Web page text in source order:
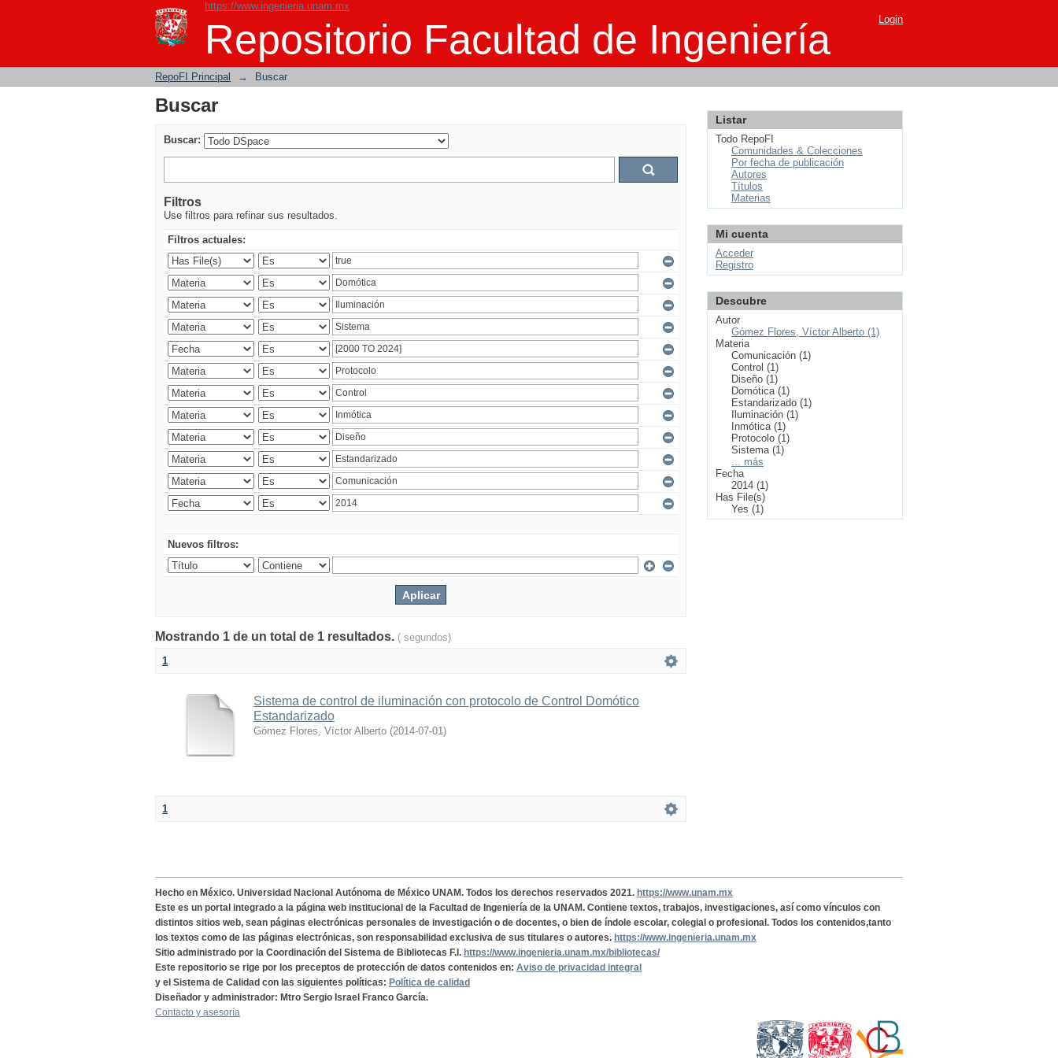
https://www.ingenieria.unam.mx
Repositorio Facultad de Ingeniería
Buscar Login
RepoFI Principal → Buscar
Buscar
Buscar:
Filtros
Use filtros para refinar sus resultados.
Filtros actuales:
Nuevos filtros:
Mostrando 1 de un total de 1 resultados. ( segundos)
1
Sistema de control de iluminación con protocolo de Control Domótico
Estandarizado
Gómez Flores, Víctor Alberto (2014-07-01)
1
Listar
Todo RepoFI
Comunidades & Colecciones
Por fecha de publicación
Autores
Títulos
Materias
Mi cuenta
Acceder
Registro
Descubre
Autor
Gómez Flores, Víctor Alberto (1)
Materia
Comunicación (1)
Control (1)
Diseño (1)
Domótica (1)
Estandarizado (1)
Iluminación (1)
Inmótica (1)
Protocolo (1)
Sistema (1)
... más
Fecha
2014 (1)
Has File(s)
Yes (1)
Hecho en México. Universidad Nacional Autónoma de México UNAM. Todos los derechos reservados 2021. https://www.unam.mx
Este es un portal integrado a la página web institucional de la Facultad de Ingeniería de la UNAM. Contiene textos, trabajos, investigaciones, así como vínculos con
distintos sitios web, sean páginas electrónicas personales de investigación o de docentes, o bien de índole escolar, colegial o profesional. Todos los contenidos,tanto
los textos como de las páginas electrónicas, son responsabilidad exclusiva de sus titulares o autores. https://www.ingenieria.unam.mx
Sitio administrado por la Coordinación del Sistema de Bibliotecas F.I. https://www.ingenieria.unam.mx/bibliotecas/
Este repositorio se rige por los preceptos de protección de datos contenidos en: Aviso de privacidad integral
y el Sistema de Calidad con las siguientes políticas: Política de calidad
Diseñador y administrador: Mtro Sergio Israel Franco García.
Contacto y asesoría